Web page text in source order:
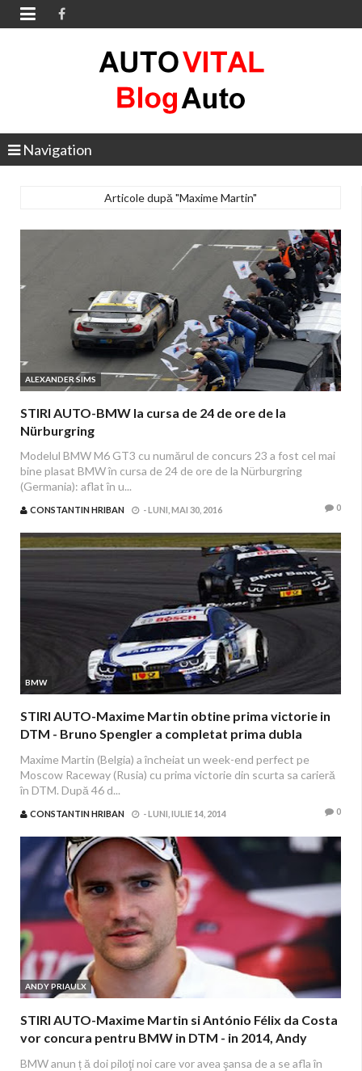

Navigation
Articole după "Maxime Martin"
ALEXANDER SIMS
STIRI AUTO-BMW la cursa de 24 de ore de la
Nürburgring
Modelul BMW M6 GT3 cu numărul de concurs 23 a fost cel mai
bine plasat BMW în cursa de 24 de ore de la Nürburgring
(Germania): aflat în u...
CONSTANTIN HRIBAN -LUNI, MAI 30, 2016 0
BMW
STIRI AUTO-Maxime Martin obtine prima victorie in
DTM - Bruno Spengler a completat prima dubla
pentru BMW in 2014
Maxime Martin (Belgia) a încheiat un week-end perfect pe
Moscow Raceway (Rusia) cu prima victorie din scurta sa carieră
în DTM. După 46 d...
CONSTANTIN HRIBAN -LUNI, IULIE 14, 2014 0
ANDY PRIAULX
STIRI AUTO-Maxime Martin si António Félix da Costa
vor concura pentru BMW in DTM - in 2014, Andy
BMW anun ț ă doi piloţi noi care vor avea şansa de a se afla în